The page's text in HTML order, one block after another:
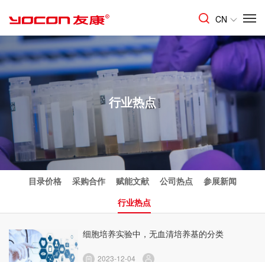
CN
行业热点
目录价格 采购合作 赋能文献 公司热点
参展新闻
行业热点
细胞培养实验中，无血清培养基的分类
2023-12-04